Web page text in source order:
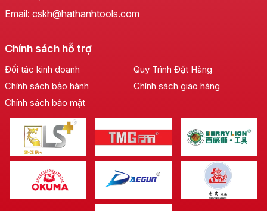
của môi trường, đảm bảo tuổi thọ lâu dài ngay cả
Thiết Kế Thông Minh Cho Trải Nghiệm Vượt
Điểm nổi bật của
kế thông minh và tiện dụng. Các ống thủy được thiết
kế với độ nhạy cao, cho phép hiển thị mức độ cân
bằng một cách rõ ràng và chính xác. Vạch chia rõ
ràng, dễ đọc giúp người dùng nhanh chóng xác định
phương ngang, phương dọc hoặc các góc nghiêng,
phục vụ đa dạng các ứng dụng.
Tại Sao Nên Lựa Chọn Thước Thủy
Nhựa LS+ Cho Công Việc Của Bạn?
Email: cskh@hathanhtools.com
Chính sách hỗ trợ
Đối tác kinh doanh
Quy Trình Đặt Hàng
Chính sách bảo hành
Chính sách giao hàng
Chính sách bảo mật